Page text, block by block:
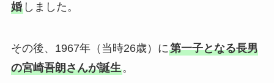
婚しました。
その後、1967年（当時26歳）に第一子となる長男
の宮崎吾朗さんが誕生。